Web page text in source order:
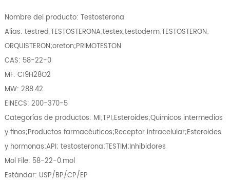
Nombre del producto: Testosterona
Alias: testred;TESTOSTERONA;testex;testoderm;TESTOSTERON;
ORQUISTERON;oreton;PRIMOTESTON
CAS: 58-22-0
MF: C19H28O2
MW: 288.42
EINECS: 200-370-5
Categorías de productos: MI;TPI;Esteroides;Químicos intermedios
y finos;Productos farmacéuticos;Receptor intracelular;Esteroides
y hormonas;API; testosterona;TESTIM;Inhibidores
Mol File: 58-22-0.mol
Estándar: USP/BP/CP/EP